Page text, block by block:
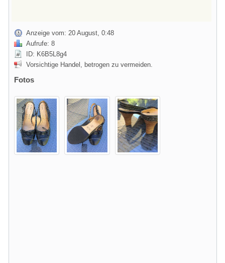
Anzeige vom: 20 August, 0:48
Aufrufe: 8
ID: K6B5L8g4
Vorsichtige Handel, betrogen zu vermeiden.
Fotos